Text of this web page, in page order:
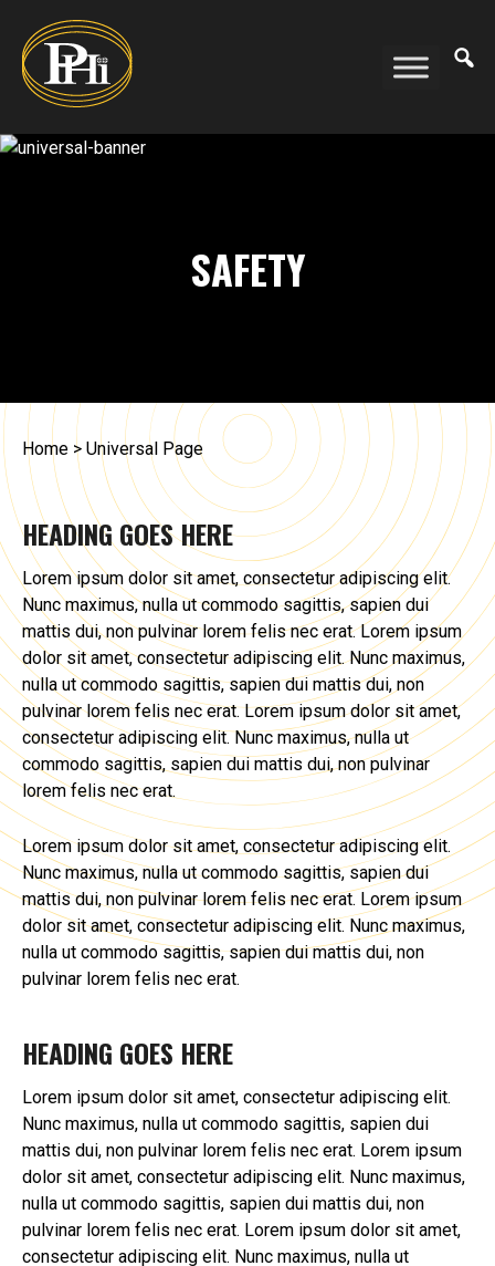
main
content
footer
SAFETY
Home > Universal Page
HEADING GOES HERE
Lorem ipsum dolor sit amet, consectetur adipiscing elit.
Nunc maximus, nulla ut commodo sagittis, sapien dui
mattis dui, non pulvinar lorem felis nec erat. Lorem ipsum
dolor sit amet, consectetur adipiscing elit. Nunc maximus,
nulla ut commodo sagittis, sapien dui mattis dui, non
pulvinar lorem felis nec erat. Lorem ipsum dolor sit amet,
consectetur adipiscing elit. Nunc maximus, nulla ut
commodo sagittis, sapien dui mattis dui, non pulvinar
lorem felis nec erat.
Lorem ipsum dolor sit amet, consectetur adipiscing elit.
Nunc maximus, nulla ut commodo sagittis, sapien dui
mattis dui, non pulvinar lorem felis nec erat. Lorem ipsum
dolor sit amet, consectetur adipiscing elit. Nunc maximus,
nulla ut commodo sagittis, sapien dui mattis dui, non
pulvinar lorem felis nec erat.
HEADING GOES HERE
Lorem ipsum dolor sit amet, consectetur adipiscing elit.
Nunc maximus, nulla ut commodo sagittis, sapien dui
mattis dui, non pulvinar lorem felis nec erat. Lorem ipsum
dolor sit amet, consectetur adipiscing elit. Nunc maximus,
nulla ut commodo sagittis, sapien dui mattis dui, non
pulvinar lorem felis nec erat. Lorem ipsum dolor sit amet,
consectetur adipiscing elit. Nunc maximus, nulla ut